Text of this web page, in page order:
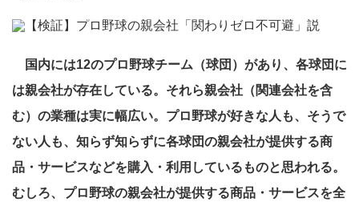
国内には12のプロ野球チーム（球団）があり、各球団に
は親会社が存在している。それら親会社（関連会社を含
む）の業種は実に幅広い。プロ野球が好きな人も、そうで
ない人も、知らず知らずに各球団の親会社が提供する商
品・サービスなどを購入・利用しているものと思われる。
むしろ、プロ野球の親会社が提供する商品・サービスを全